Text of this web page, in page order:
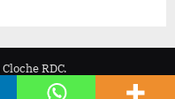
RDC.
WordPress theme